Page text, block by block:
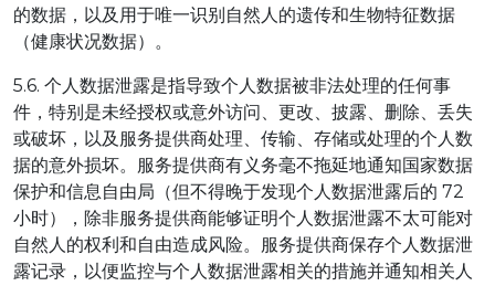
的数据，以及用于唯一识别自然人的遗传和生物特征数据
（健康状况数据）。
5.6. 个人数据泄露是指导致个人数据被非法处理的任何事
件，特别是未经授权或意外访问、更改、披露、删除、丢失
或破坏，以及服务提供商处理、传输、存储或处理的个人数
据的意外损坏。服务提供商有义务毫不拖延地通知国家数据
保护和信息自由局（但不得晚于发现个人数据泄露后的 72
小时），除非服务提供商能够证明个人数据泄露不太可能对
自然人的权利和自由造成风险。服务提供商保存个人数据泄
露记录，以便监控与个人数据泄露相关的措施并通知相关人